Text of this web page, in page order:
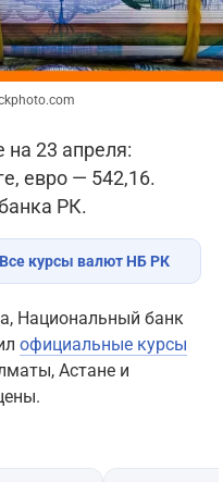
23 апреля:
евро — 542,16.
РК.
Все курсы валют НБ РК
Национальный банк
официальные курсы
Астане и